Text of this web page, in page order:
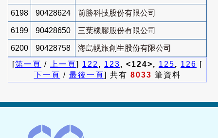
6198 90428624 前勝科技股份有限公司
6199 90428650 三葉橡膠股份有限公司
6200 90428758
海島幌旅創生股份有限公司
[第一頁 / 上一頁] 122 , 123, <124>, 125, 126 [
下一頁 / 最後一頁] 共有 8033 筆資料